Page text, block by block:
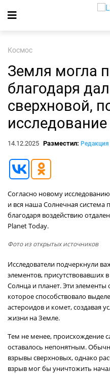
Космос
Земля могла
благодаря
сверхновой,
исследование
14.12.2025 Разместил: Редакция
Согласно новому
и вся наша Солнечная система
благодаря воздействию
Planet Today.
Фото из открытых источников
Исследователи подчеркнули
элементов, присутствовавших
Солнца и планет. Эти элементы
которое способствовало
астероидов и комет, создавая
жизни на Земле.
Тем не менее, происхождение
оставалось непонятным.
взрывы сверхновых, однако
взрыв мог бы уничтожить